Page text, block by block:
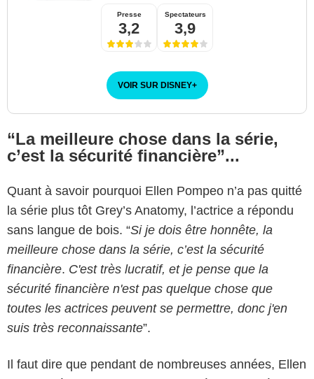
Presse
3,2
Spectateurs
3,9
VOIR SUR DISNEY+
“La meilleure chose dans la série,
c’est la sécurité financière”...
Quant à savoir pourquoi Ellen Pompeo n’a pas quitté
la série plus tôt Grey’s Anatomy, l’actrice a répondu
sans langue de bois. “Si je dois être honnête, la
meilleure chose dans la série, c’est la sécurité
financière. C'est très lucratif, et je pense que la
sécurité financière n'est pas quelque chose que
toutes les actrices peuvent se permettre, donc j'en
suis très reconnaissante”.
Il faut dire que pendant de nombreuses années, Ellen